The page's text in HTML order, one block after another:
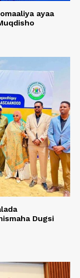
ayaa
Dugsi